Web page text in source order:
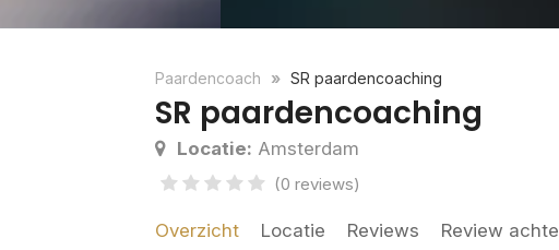
Paardencoach SR paardencoaching
SR paardencoaching
Locatie: Amsterdam
(0 reviews)
Overzicht Locatie Reviews Review